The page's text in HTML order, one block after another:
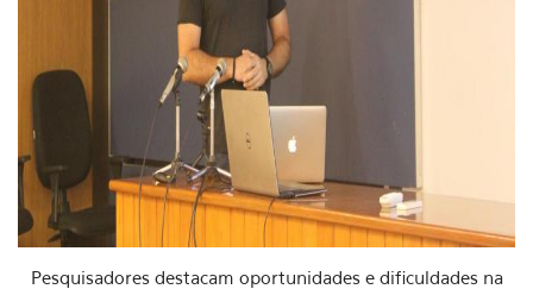
Pesquisadores destacam oportunidades e dificuldades na